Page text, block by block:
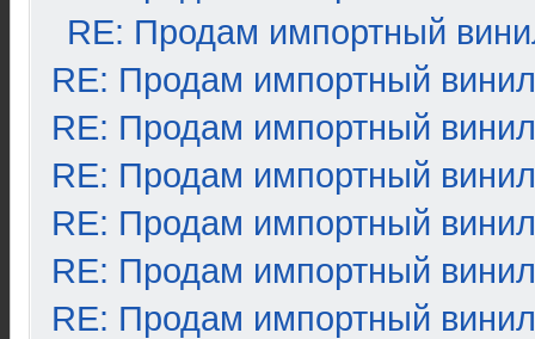
RE: Продам импортный
RE: Продам импортный винил
RE: Продам импортный винил
RE: Продам импортный винил
RE: Продам импортный винил
RE: Продам импортный винил
RE: Продам импортный винил